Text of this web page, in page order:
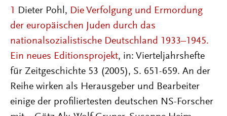
1 Dieter Pohl, Die Verfolgung und Ermordung
der europäischen Juden durch das
nationalsozialistische Deutschland 1933–1945.
Ein neues Editionsprojekt, in: Vierteljahrshefte
für Zeitgeschichte 53 (2005), S. 651-659. An der
Reihe wirken als Herausgeber und Bearbeiter
einige der profiliertesten deutschen NS-Forscher